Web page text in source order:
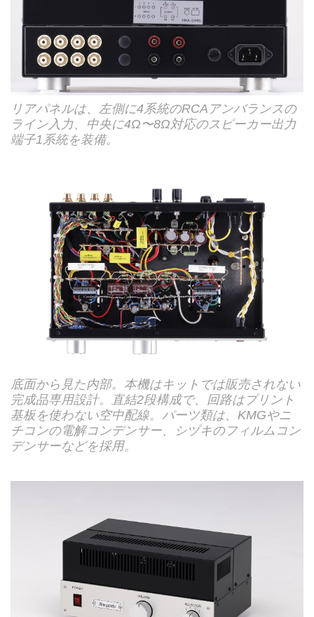
リアパネルは、左側に4系統のRCAアンバランスの
ライン入力、中央に4Ω〜8Ω対応のスピーカー出力
端子1系統を装備。
底面から見た内部。本機はキットでは販売されない
完成品専用設計。直結2段構成で、回路はプリント
基板を使わない空中配線。パーツ類は、KMGやニ
チコンの電解コンデンサー、シヅキのフィルムコン
デンサーなどを採用。